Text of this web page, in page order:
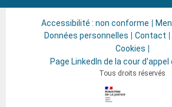
Accessibilité : non conforme
Données personnelles
Contact
Cookies
Page LinkedIn de la cour d'appel
Tous droits réservés